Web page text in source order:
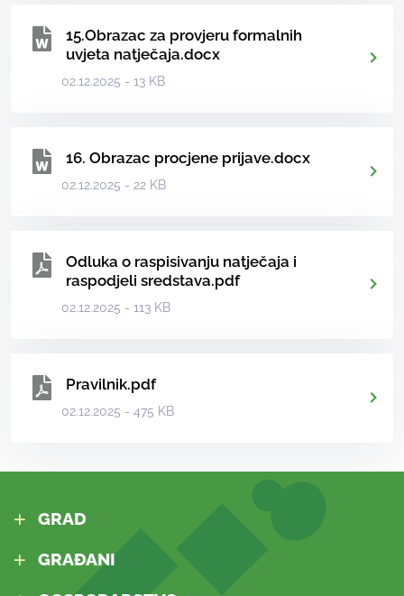
15.Obrazac za provjeru formalnih
uvjeta natječaja.docx
02.12.2025 - 13 KB
16. Obrazac procjene prijave.docx
02.12.2025 - 22 KB
Odluka o raspisivanju natječaja i
raspodjeli sredstava.pdf
02.12.2025 - 113 KB
Pravilnik.pdf
02.12.2025 - 475 KB
GRAD
GRAĐANI